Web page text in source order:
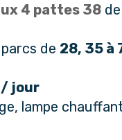
4 pattes 38
de 28, 35 à
/ jour
lampe